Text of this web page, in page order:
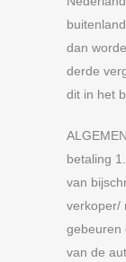
dan
derde
dit in het
betaling
van
verkoper/
gebeuren
van de